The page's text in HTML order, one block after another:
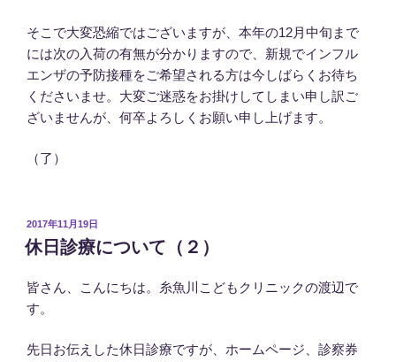
そこで大変恐縮ではございますが、本年の12月中旬まで
には次の入荷の有無が分かりますので、新規でインフル
エンザの予防接種をご希望される方は今しばらくお待ち
くださいませ。大変ご迷惑をお掛けしてしまい申し訳ご
ざいませんが、何卒よろしくお願い申し上げます。
（了）
投
稿
日:
2017年11月19日
休日診療について（２）
皆さん、こんにちは。糸魚川こどもクリニックの渡辺で
す。
先日お伝えした休日診療ですが、ホームページ、診察券